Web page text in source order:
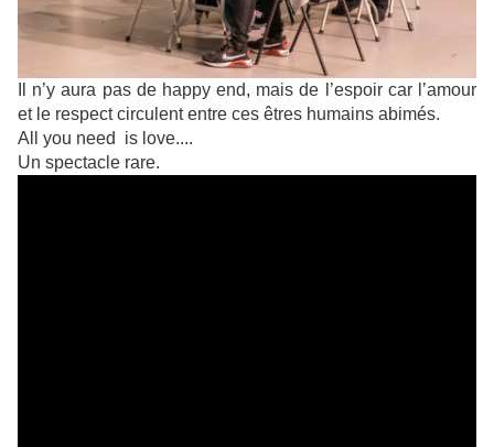
Il n’y aura pas de happy end, mais de l’espoir car l’amour
et le respect circulent entre ces êtres humains abimés.
All you need is love....
Un spectacle rare.